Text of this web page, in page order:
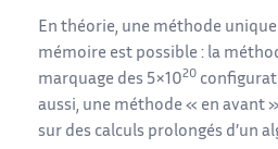
En théorie, une méthode
mémoire est possible : la
marquage des 5×1020
aussi, une méthode « en avant
sur des calculs prolongés d’un